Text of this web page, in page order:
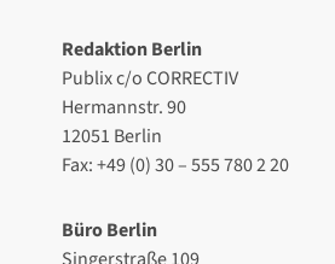
Redaktion Berlin
Publix c/o CORRECTIV
Hermannstr. 90
12051 Berlin
Fax: +49 (0) 30 – 555 780 2 20
Büro Berlin